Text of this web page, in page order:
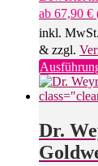
ab 67,90 €
inkl. MwSt.
& zzgl.
Dr.